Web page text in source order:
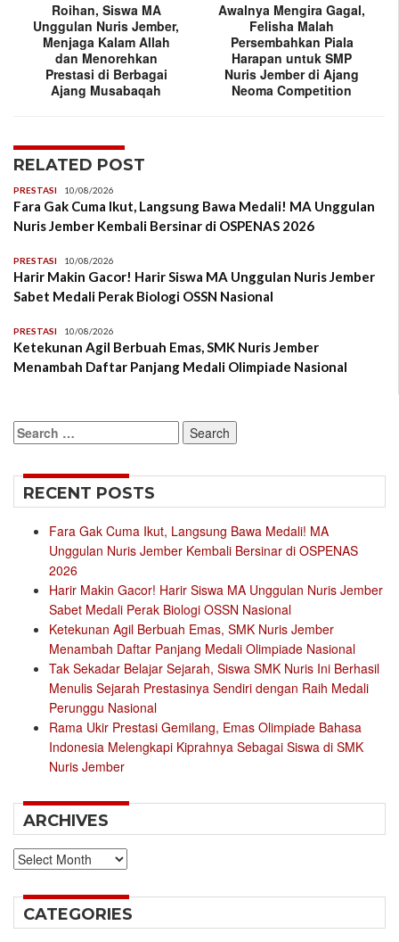
Roihan, Siswa MA
Unggulan Nuris Jember,
Menjaga Kalam Allah
dan Menorehkan
Prestasi di Berbagai
Ajang Musabaqah
Awalnya Mengira Gagal,
Felisha Malah
Persembahkan Piala
Harapan untuk SMP
Nuris Jember di Ajang
Neoma Competition
RELATED POST
PRESTASI 10/08/2026
Fara Gak Cuma Ikut, Langsung Bawa Medali! MA Unggulan
Nuris Jember Kembali Bersinar di OSPENAS 2026
PRESTASI 10/08/2026
Harir Makin Gacor! Harir Siswa MA Unggulan Nuris Jember
Sabet Medali Perak Biologi OSSN Nasional
PRESTASI 10/08/2026
Ketekunan Agil Berbuah Emas, SMK Nuris Jember
Menambah Daftar Panjang Medali Olimpiade Nasional
Search
for:
RECENT POSTS
Fara Gak Cuma Ikut, Langsung Bawa Medali! MA
Unggulan Nuris Jember Kembali Bersinar di OSPENAS
2026
Harir Makin Gacor! Harir Siswa MA Unggulan Nuris Jember
Sabet Medali Perak Biologi OSSN Nasional
Ketekunan Agil Berbuah Emas, SMK Nuris Jember
Menambah Daftar Panjang Medali Olimpiade Nasional
Tak Sekadar Belajar Sejarah, Siswa SMK Nuris Ini Berhasil
Menulis Sejarah Prestasinya Sendiri dengan Raih Medali
Perunggu Nasional
Rama Ukir Prestasi Gemilang, Emas Olimpiade Bahasa
Indonesia Melengkapi Kiprahnya Sebagai Siswa di SMK
Nuris Jember
ARCHIVES
Archives
CATEGORIES